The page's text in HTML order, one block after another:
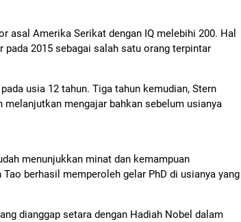
asal Amerika Serikat dengan IQ melebihi 200. Hal
2015 sebagai salah satu orang terpintar
usia 12 tahun. Tiga tahun kemudian, Stern
mengajar bahkan sebelum usianya
menunjukkan minat dan kemampuan
berhasil memperoleh gelar PhD di usianya yang
dianggap setara dengan Hadiah Nobel dalam